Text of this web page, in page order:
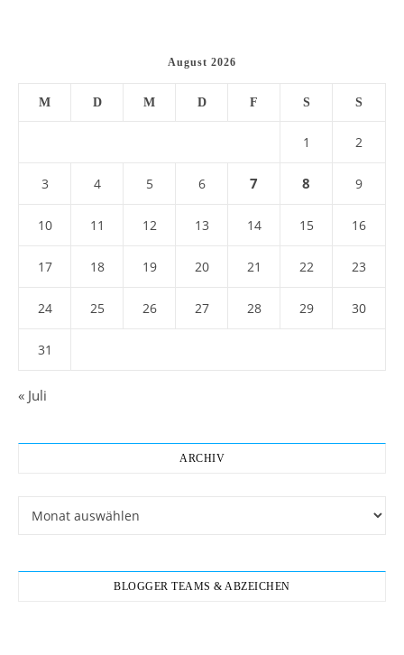
August 2026
M D M D F S S
1 2
3 4 5 6 7 8 9
10 11 12 13 14 15 16
17 18 19 20 21 22 23
24 25 26 27 28 29 30
31
« Juli
ARCHIV
BLOGGER TEAMS & ABZEICHEN